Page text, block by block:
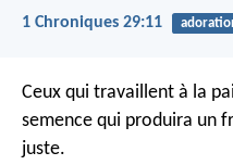
1 Chroniques 29:11
Ceux qui travaillent à la
semence qui produira un
juste.